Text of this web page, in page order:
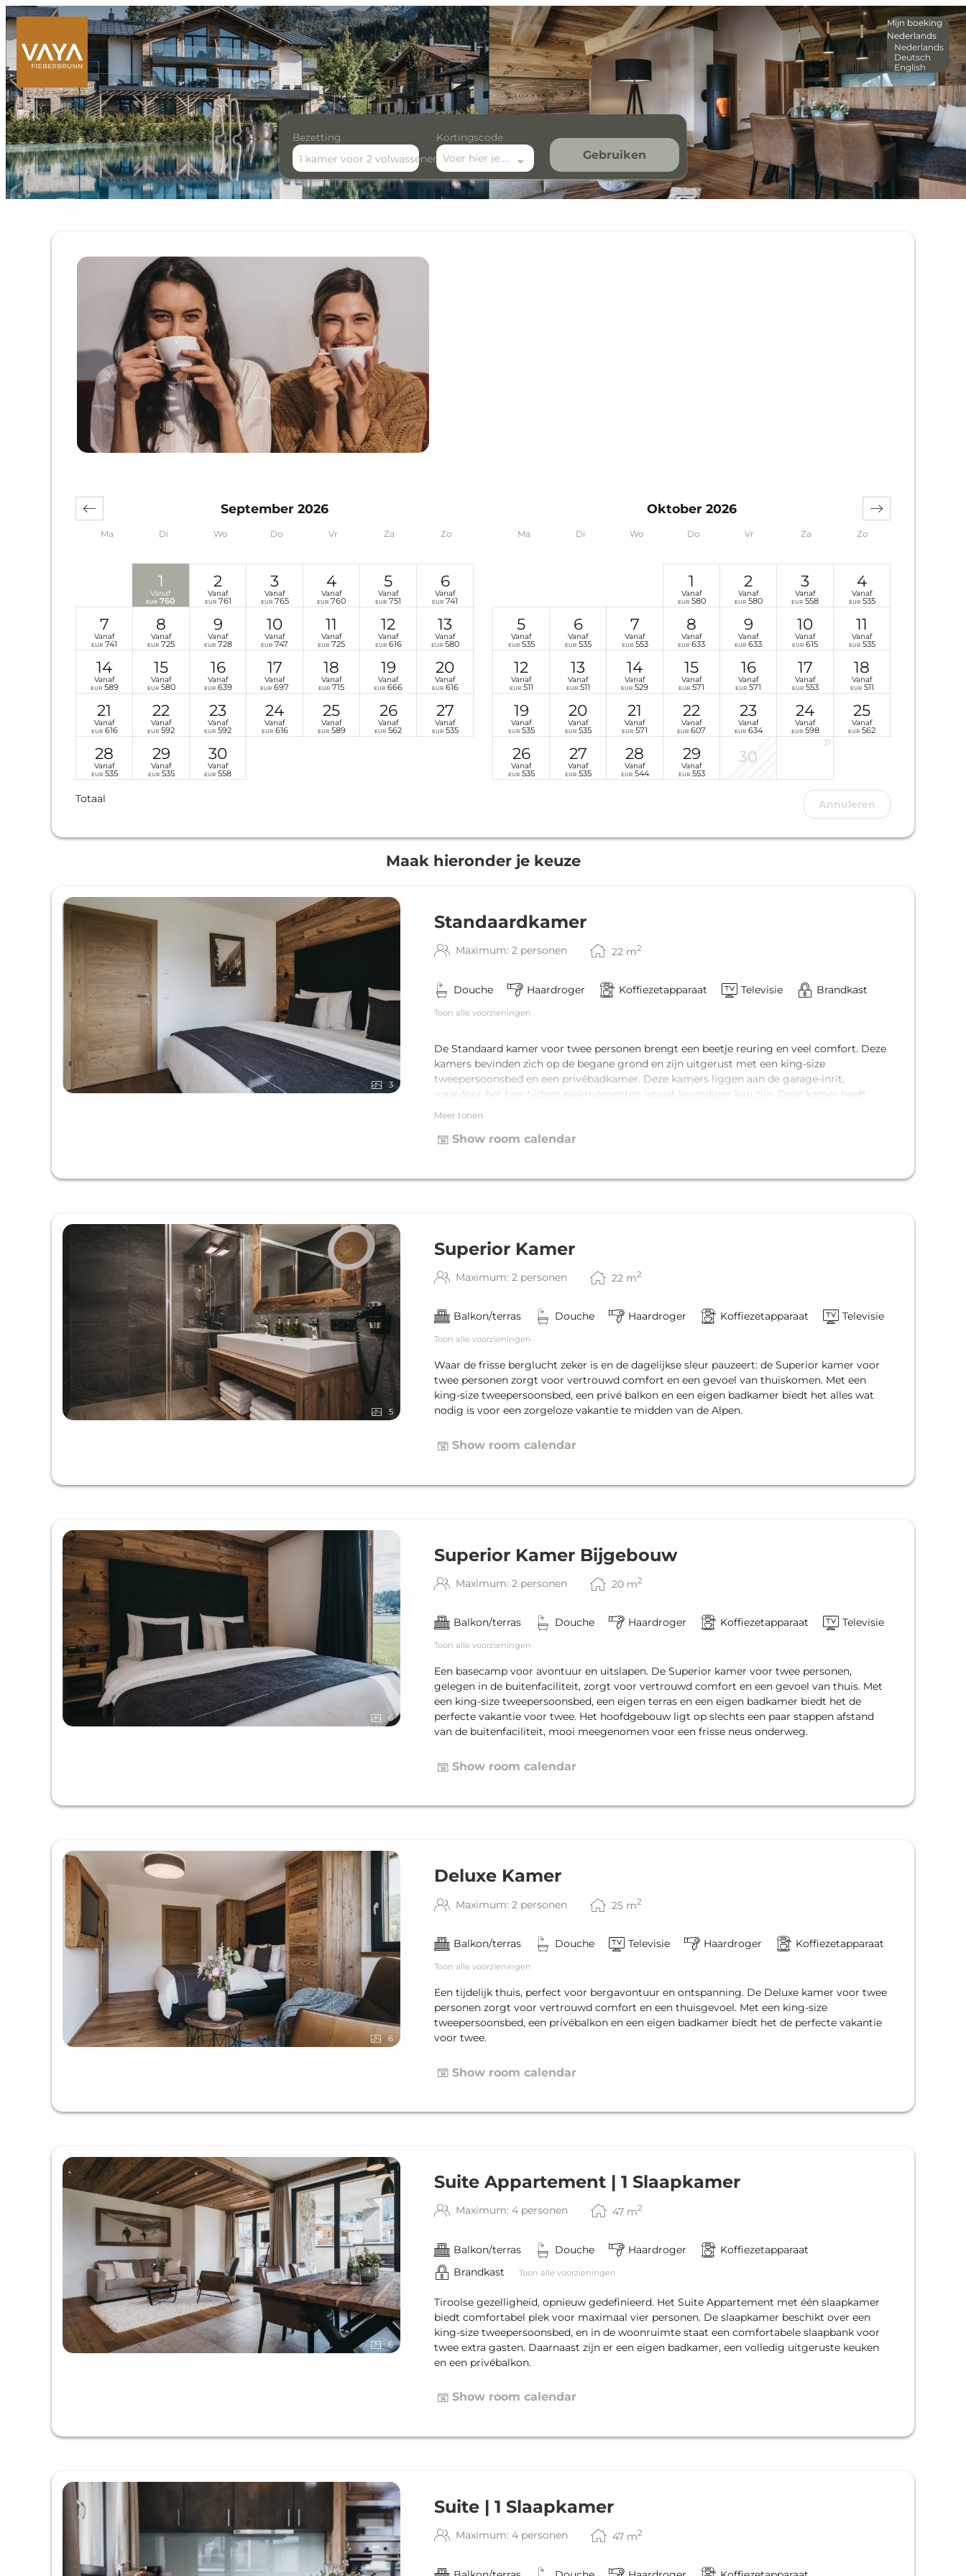
Bezetting
1 kamer voor 2 volwassenen
Kortingscode
Voer hier je kortingscode in Gebruiken
Mijn boeking
Nederlands
Nederlands
Deutsch
English
Offer Details
Ma Di Wo Do Vr Za Zo Ma Di Wo Do Vr Za Zo
September 2026
1
Vanaf
EUR 760
2
Vanaf
EUR 761
3
Vanaf
EUR 765
4
Vanaf
EUR 760
5
Vanaf
EUR 751
6
Vanaf
EUR 741
7
Vanaf
EUR 741
8
Vanaf
EUR 725
9
Vanaf
EUR 728
10
Vanaf
EUR 747
11
Vanaf
EUR 725
12
Vanaf
EUR 616
13
Vanaf
EUR 580
14
Vanaf
EUR 589
15
Vanaf
EUR 580
16
Vanaf
EUR 639
17
Vanaf
EUR 697
18
Vanaf
EUR 715
19
Vanaf
EUR 666
20
Vanaf
EUR 616
21
Vanaf
EUR 616
22
Vanaf
EUR 592
23
Vanaf
EUR 592
24
Vanaf
EUR 616
25
Vanaf
EUR 589
26
Vanaf
EUR 562
27
Vanaf
EUR 535
28
Vanaf
EUR 535
29
Vanaf
EUR 535
30
Vanaf
EUR 558
Oktober 2026
1
Vanaf
EUR 580
2
Vanaf
EUR 580
3
Vanaf
EUR 558
4
Vanaf
EUR 535
5
Vanaf
EUR 535
6
Vanaf
EUR 535
7
Vanaf
EUR 553
8
Vanaf
EUR 633
9
Vanaf
EUR 633
10
Vanaf
EUR 615
11
Vanaf
EUR 535
12
Vanaf
EUR 511
13
Vanaf
EUR 511
14
Vanaf
EUR 529
15
Vanaf
EUR 571
16
Vanaf
EUR 571
17
Vanaf
EUR 553
18
Vanaf
EUR 511
19
Vanaf
EUR 535
20
Vanaf
EUR 535
21
Vanaf
EUR 571
22
Vanaf
EUR 607
23
Vanaf
EUR 634
24
Vanaf
EUR 598
25
Vanaf
EUR 562
26
Vanaf
EUR 535
27
Vanaf
EUR 535
28
Vanaf
EUR 544
29
Vanaf
EUR 553
30
31
Totaal Annuleren
Maak hieronder je keuze
3
Standaardkamer
Maximum: 2 personen 22 m2
Douche Haardroger Koffiezetapparaat Televisie Brandkast
Toon alle voorzieningen
De Standaard kamer voor twee personen brengt een beetje reuring en veel comfort. Deze
kamers bevinden zich op de begane grond en zijn uitgerust met een king-size
tweepersoonsbed en een privébadkamer. Deze kamers liggen aan de garage-inrit,
waardoor het hier tijdens piekmomenten ietwat levendiger kan zijn. Deze kamer heeft
geen balkon.
Meer tonen
Show room calendar
5
Superior Kamer
Maximum: 2 personen 22 m2
Balkon/terras Douche Haardroger Koffiezetapparaat Televisie
Toon alle voorzieningen
Waar de frisse berglucht zeker is en de dagelijkse sleur pauzeert: de Superior kamer voor
twee personen zorgt voor vertrouwd comfort en een gevoel van thuiskomen. Met een
king-size tweepersoonsbed, een privé balkon en een eigen badkamer biedt het alles wat
nodig is voor een zorgeloze vakantie te midden van de Alpen.
Show room calendar
6
Superior Kamer Bijgebouw
Maximum: 2 personen 20 m2
Balkon/terras Douche Haardroger Koffiezetapparaat Televisie
Toon alle voorzieningen
Een basecamp voor avontuur en uitslapen. De Superior kamer voor twee personen,
gelegen in de buitenfaciliteit, zorgt voor vertrouwd comfort en een gevoel van thuis. Met
een king-size tweepersoonsbed, een eigen terras en een eigen badkamer biedt het de
perfecte vakantie voor twee. Het hoofdgebouw ligt op slechts een paar stappen afstand
van de buitenfaciliteit, mooi meegenomen voor een frisse neus onderweg.
Show room calendar
6
Deluxe Kamer
Maximum: 2 personen 25 m2
Balkon/terras Douche Televisie Haardroger Koffiezetapparaat
Toon alle voorzieningen
Een tijdelijk thuis, perfect voor bergavontuur en ontspanning. De Deluxe kamer voor twee
personen zorgt voor vertrouwd comfort en een thuisgevoel. Met een king-size
tweepersoonsbed, een privébalkon en een eigen badkamer biedt het de perfecte vakantie
voor twee.
Show room calendar
6
Suite Appartement | 1 Slaapkamer
Maximum: 4 personen 47 m2
Balkon/terras Douche Haardroger
Koffiezetapparaat
Brandkast
Toon alle voorzieningen
Tiroolse gezelligheid, opnieuw gedefinieerd. Het Suite Appartement met één slaapkamer
biedt comfortabel plek voor maximaal vier personen. De slaapkamer beschikt over een
king-size tweepersoonsbed, en in de woonruimte staat een comfortabele slaapbank voor
twee extra gasten. Daarnaast zijn er een eigen badkamer, een volledig uitgeruste keuken
en een privébalkon.
Show room calendar
Suite | 1 Slaapkamer
Maximum: 4 personen 47 m2